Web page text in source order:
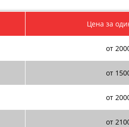
Цена за
от
от
от
от